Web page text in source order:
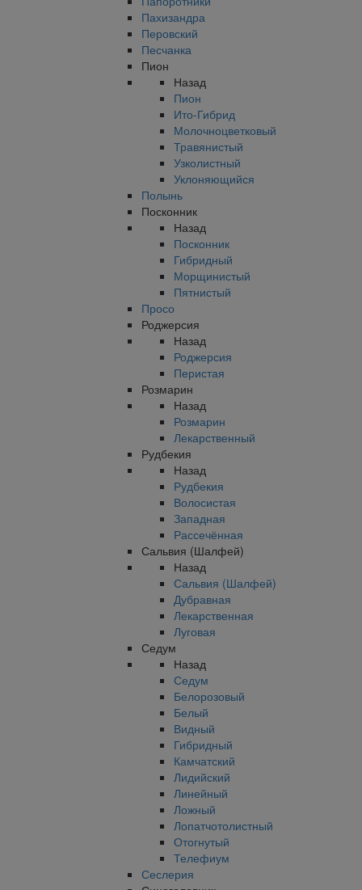
Пахизандра
Перовский
Песчанка
Пион
Назад
Пион
Ито-Гибрид
Молочноцветковый
Травянистый
Узколистный
Уклоняющийся
Полынь
Посконник
Назад
Посконник
Гибридный
Морщинистый
Пятнистый
Просо
Роджерсия
Назад
Роджерсия
Перистая
Розмарин
Назад
Розмарин
Лекарственный
Рудбекия
Назад
Рудбекия
Волосистая
Западная
Рассечённая
Сальвия (Шалфей)
Назад
Сальвия (Шалфей)
Дубравная
Лекарственная
Луговая
Седум
Назад
Седум
Белорозовый
Белый
Видный
Гибридный
Камчатский
Лидийский
Линейный
Ложный
Лопатчотолистный
Отогнутый
Телефиум
Сеслерия